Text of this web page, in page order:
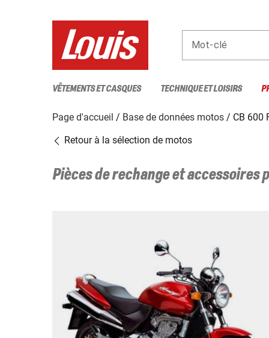
Mot-clé
VÊTEMENTS ET CASQUES TECHNIQUE ET LOISIRS
Page d'accueil Base de données motos
CB 600
Retour à la sélection de motos
Pièces de rechange et accessoires